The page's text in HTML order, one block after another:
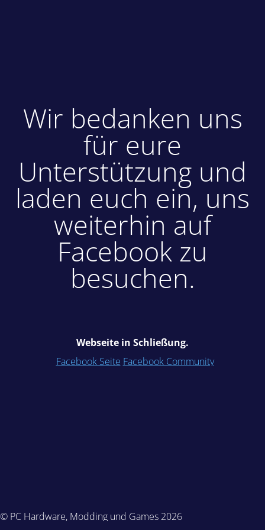
Wir bedanken uns
für eure
Unterstützung und
laden euch ein, uns
weiterhin auf
Facebook zu
besuchen.
Webseite in Schließung.
Facebook Seite Facebook Community
© PC Hardware, Modding und Games 2026